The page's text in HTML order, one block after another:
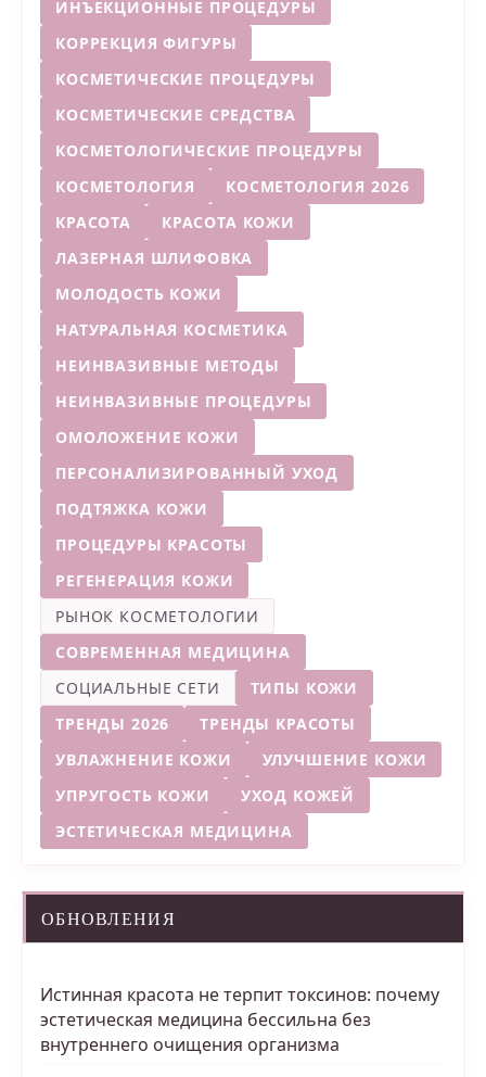
ИНЪЕКЦИОННЫЕ ПРОЦЕДУРЫ
КОРРЕКЦИЯ ФИГУРЫ
КОСМЕТИЧЕСКИЕ ПРОЦЕДУРЫ
КОСМЕТИЧЕСКИЕ СРЕДСТВА
КОСМЕТОЛОГИЧЕСКИЕ ПРОЦЕДУРЫ
КОСМЕТОЛОГИЯ
КОСМЕТОЛОГИЯ 2026
КРАСОТА
КРАСОТА КОЖИ
ЛАЗЕРНАЯ ШЛИФОВКА
МОЛОДОСТЬ КОЖИ
НАТУРАЛЬНАЯ КОСМЕТИКА
НЕИНВАЗИВНЫЕ МЕТОДЫ
НЕИНВАЗИВНЫЕ ПРОЦЕДУРЫ
ОМОЛОЖЕНИЕ КОЖИ
ПЕРСОНАЛИЗИРОВАННЫЙ УХОД
ПОДТЯЖКА КОЖИ
ПРОЦЕДУРЫ КРАСОТЫ
РЕГЕНЕРАЦИЯ КОЖИ
РЫНОК КОСМЕТОЛОГИИ
СОВРЕМЕННАЯ МЕДИЦИНА
СОЦИАЛЬНЫЕ СЕТИ
ТИПЫ КОЖИ
ТРЕНДЫ 2026
ТРЕНДЫ КРАСОТЫ
УВЛАЖНЕНИЕ КОЖИ
УЛУЧШЕНИЕ КОЖИ
УПРУГОСТЬ КОЖИ
УХОД КОЖЕЙ
ЭСТЕТИЧЕСКАЯ МЕДИЦИНА
ОБНОВЛЕНИЯ
Истинная красота не терпит токсинов: почему
эстетическая медицина бессильна без
внутреннего очищения организма